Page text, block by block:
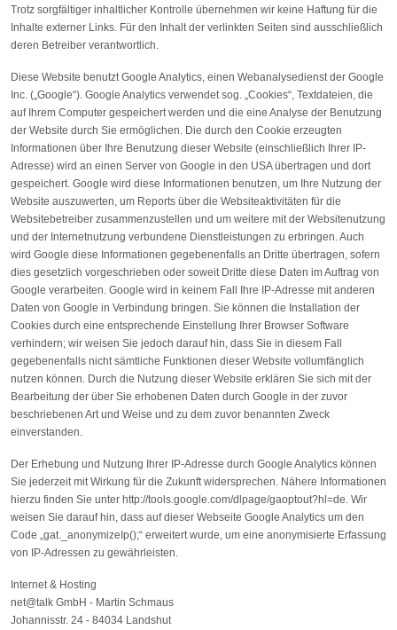
Trotz sorgfältiger inhaltlicher Kontrolle übernehmen wir keine Haftung für die
Inhalte externer Links. Für den Inhalt der verlinkten Seiten sind ausschließlich
deren Betreiber verantwortlich.
Diese Website benutzt Google Analytics, einen Webanalysedienst der Google
Inc. („Google“). Google Analytics verwendet sog. „Cookies“, Textdateien, die
auf Ihrem Computer gespeichert werden und die eine Analyse der Benutzung
der Website durch Sie ermöglichen. Die durch den Cookie erzeugten
Informationen über Ihre Benutzung dieser Website (einschließlich Ihrer IP-
Adresse) wird an einen Server von Google in den USA übertragen und dort
gespeichert. Google wird diese Informationen benutzen, um Ihre Nutzung der
Website auszuwerten, um Reports über die Websiteaktivitäten für die
Websitebetreiber zusammenzustellen und um weitere mit der Websitenutzung
und der Internetnutzung verbundene Dienstleistungen zu erbringen. Auch
wird Google diese Informationen gegebenenfalls an Dritte übertragen, sofern
dies gesetzlich vorgeschrieben oder soweit Dritte diese Daten im Auftrag von
Google verarbeiten. Google wird in keinem Fall Ihre IP-Adresse mit anderen
Daten von Google in Verbindung bringen. Sie können die Installation der
Cookies durch eine entsprechende Einstellung Ihrer Browser Software
verhindern; wir weisen Sie jedoch darauf hin, dass Sie in diesem Fall
gegebenenfalls nicht sämtliche Funktionen dieser Website vollumfänglich
nutzen können. Durch die Nutzung dieser Website erklären Sie sich mit der
Bearbeitung der über Sie erhobenen Daten durch Google in der zuvor
beschriebenen Art und Weise und zu dem zuvor benannten Zweck
einverstanden.
Der Erhebung und Nutzung Ihrer IP-Adresse durch Google Analytics können
Sie jederzeit mit Wirkung für die Zukunft widersprechen. Nähere Informationen
hierzu finden Sie unter http://tools.google.com/dlpage/gaoptout?hl=de. Wir
weisen Sie darauf hin, dass auf dieser Webseite Google Analytics um den
Code „gat._anonymizeIp();“ erweitert wurde, um eine anonymisierte Erfassung
von IP-Adressen zu gewährleisten.
Internet & Hosting
net@talk GmbH - Martin Schmaus
Johannisstr. 24 - 84034 Landshut